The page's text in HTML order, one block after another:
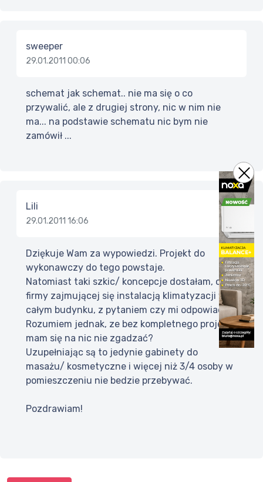
sweeper
29.01.2011 00:06
schemat jak schemat.. nie ma się o co
przywalić, ale z drugiej strony, nic w nim nie
ma... na podstawie schematu nic bym nie
zamówił ...
Lili
29.01.2011 16:06
Dziękuje Wam za wypowiedzi. Projekt do
wykonawczy do tego powstaje.
Natomiast taki szkic/ koncepcje dostałam, od
firmy zajmującej się instalacją klimatyzacji w
całym budynku, z pytaniem czy mi odpowiada?
Rozumiem jednak, ze bez kompletnego projektu
mam się na nic nie zgadzać?
Uzupełniając są to jedynie gabinety do
masażu/ kosmetyczne i więcej niż 3/4 osoby w
pomieszczeniu nie bedzie przebywać.
Pozdrawiam!